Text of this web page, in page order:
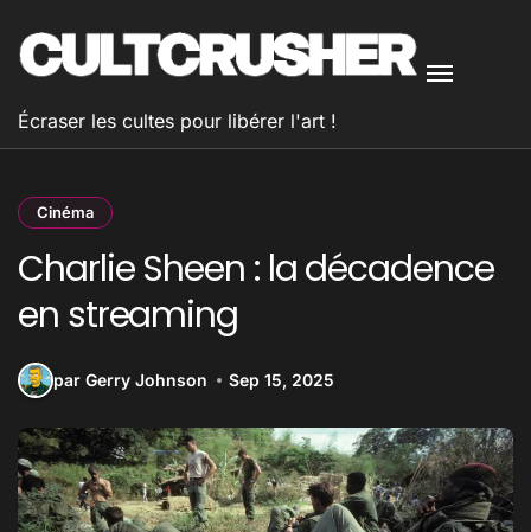
contenu
Écraser les cultes pour libérer l'art !
Cinéma
Charlie Sheen : la décadence
en streaming
par Gerry Johnson Sep 15, 2025